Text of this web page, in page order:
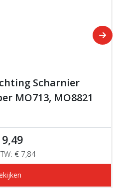
Scharnier
MO713, MO8821
€ 7,84